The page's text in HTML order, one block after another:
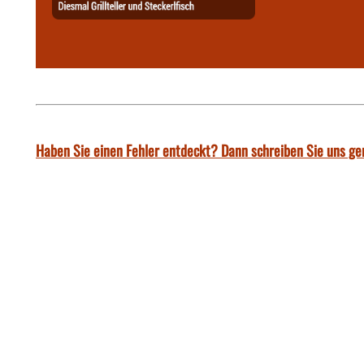
Haben Sie einen Fehler entdeckt? Dann schreiben Sie uns